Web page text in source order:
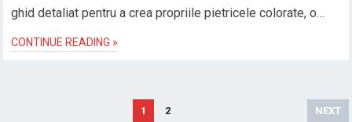
ghid detaliat pentru a crea propriile pietricele colorate, o…
CONTINUE READING »
1 2 NEXT